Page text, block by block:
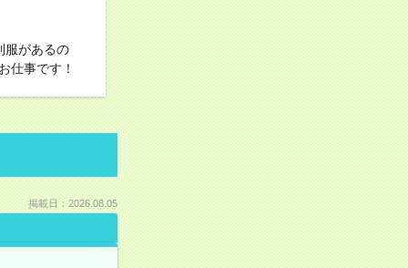
があるの
仕事です！
掲載日：2026.08.05